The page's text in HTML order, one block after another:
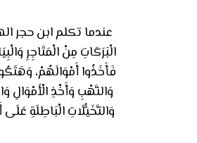
عندما تكلم ابن حجر
الْبَرَكَاتِ مِنْ الْمَتَاجِرِ
فَأَخَذُوا أَمْوَالَهُمْ،
وَالنَّهْبِ وَأَخْذِ الْأَمْوَالِ
وَالتَّخَيُّلَاتِ الْبَاطِلَةِ